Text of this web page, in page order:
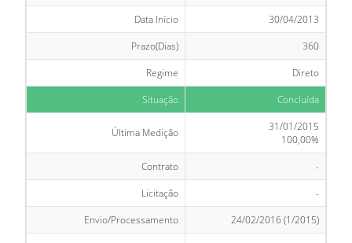
Data Início
30/04/2013
Prazo(Dias)
360
Regime
Direto
Situação
Concluída
Última Medição
31/01/2015
100,00%
Contrato
-
Licitação
-
Envio/Processamento
24/02/2016 (1/2015)